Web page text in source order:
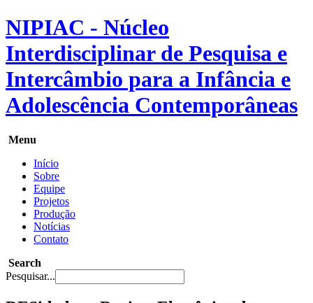
NIPIAC - Núcleo
Interdisciplinar de Pesquisa e
Intercâmbio para a Infância e
Adolescência Contemporâneas
Menu
Início
Sobre
Equipe
Projetos
Produção
Notícias
Contato
Search
Pesquisar...